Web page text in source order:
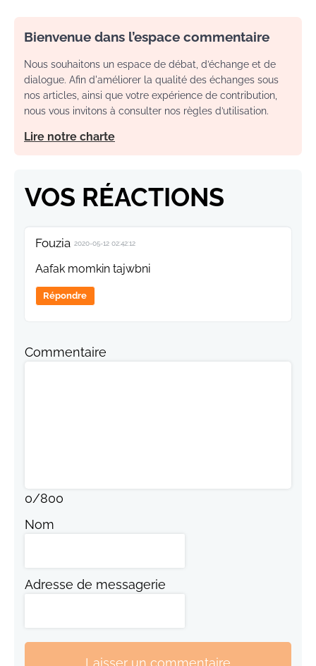
Bienvenue dans l’espace commentaire
Nous souhaitons un espace de débat, d’échange et de
dialogue. Afin d'améliorer la qualité des échanges sous
nos articles, ainsi que votre expérience de contribution,
nous vous invitons à consulter nos règles d’utilisation.
Lire notre charte
VOS RÉACTIONS
Fouzia 2020-05-12 02:42:12
Aafak momkin tajwbni
Répondre
Commentaire
0/800
Nom
Adresse de messagerie
Laisser un commentaire